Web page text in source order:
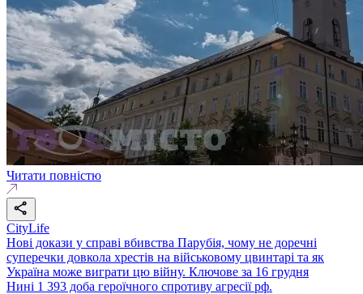
Читати повністю
CityLife
Нові докази у справі вбивства Парубія, чому не доречні
суперечки довкола хрестів на військовому цвинтарі та як
Україна може виграти цю війну. Ключове за 16 грудня
Нині 1 393 доба героїчного спротиву агресії рф.